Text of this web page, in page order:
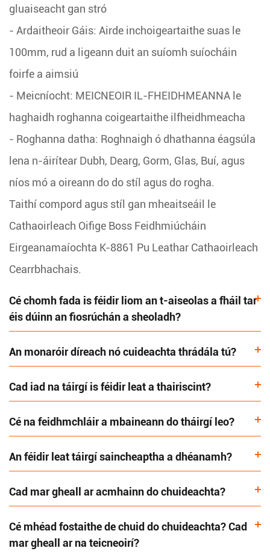
gluaiseacht gan stró
- Ardaitheoir Gáis: Airde inchoigeartaithe suas le
100mm, rud a ligeann duit an suíomh suíocháin
foirfe a aimsiú
- Meicníocht: MEICNEOIR IL-FHEIDHMEANNA le
haghaidh roghanna coigeartaithe ilfheidhmeacha
- Roghanna datha: Roghnaigh ó dhathanna éagsúla
lena n-áirítear Dubh, Dearg, Gorm, Glas, Buí, agus
níos mó a oireann do do stíl agus do rogha.
Taithí compord agus stíl gan mheaitseáil le
Cathaoirleach Oifige Boss Feidhmiúcháin
Eirgeanamaíochta K-8861 Pu Leathar Cathaoirleach
Cearrbhachais.
Cé chomh fada is féidir liom an t-aiseolas a fháil tar
éis dúinn an fiosrúchán a sheoladh?
An monaróir díreach nó cuideachta thrádála tú?
Cad iad na táirgí is féidir leat a thairiscint?
Cé na feidhmchláir a mbaineann do tháirgí leo?
An féidir leat táirgí saincheaptha a dhéanamh?
Cad mar gheall ar acmhainn do chuideachta?
Cé mhéad fostaithe de chuid do chuideachta? Cad
mar gheall ar na teicneoirí?